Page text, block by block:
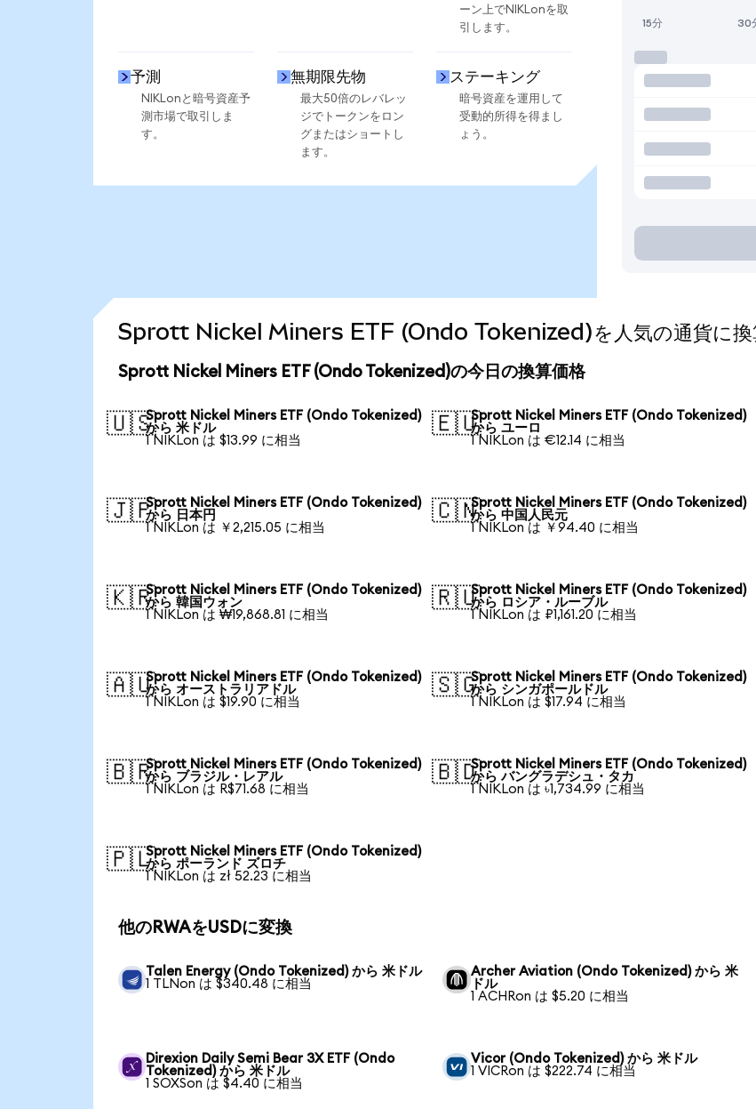
ーン上でNIKLonを取
引します。
予測
NIKLonと暗号資産予
測市場で取引しま
す。
無期限先物
最大50倍のレバレッ
ジでトークンをロン
グまたはショートし
ます。
ステーキング
暗号資産を運用して
受動的所得を得まし
ょう。
15分 30
Sprott Nickel Miners ETF (Ondo Tokenized)を人気の通貨に換
Sprott Nickel Miners ETF (Ondo Tokenized)の今日の換算価格
🇺🇸Sprott Nickel Miners ETF (Ondo Tokenized)
から 米ドル
1 NIKLon は $13.99 に相当
🇪🇺Sprott Nickel Miners ETF (Ondo Tokenized)
から ユーロ
1 NIKLon は €12.14 に相当
🇯🇵Sprott Nickel Miners ETF (Ondo Tokenized)
から 日本円
1 NIKLon は ￥2,215.05 に相当
🇨🇳Sprott Nickel Miners ETF (Ondo Tokenized)
から 中国人民元
1 NIKLon は ￥94.40 に相当
🇰🇷Sprott Nickel Miners ETF (Ondo Tokenized)
から 韓国ウォン
1 NIKLon は ₩19,868.81 に相当
🇷🇺Sprott Nickel Miners ETF (Ondo Tokenized)
から ロシア・ルーブル
1 NIKLon は ₽1,161.20 に相当
🇦🇺Sprott Nickel Miners ETF (Ondo Tokenized)
から オーストラリアドル
1 NIKLon は $19.90 に相当
🇸🇬Sprott Nickel Miners ETF (Ondo Tokenized)
から シンガポールドル
1 NIKLon は $17.94 に相当
🇧🇷Sprott Nickel Miners ETF (Ondo Tokenized)
から ブラジル・レアル
1 NIKLon は R$71.68 に相当
🇧🇩Sprott Nickel Miners ETF (Ondo Tokenized)
から バングラデシュ・タカ
1 NIKLon は ৳1,734.99 に相当
🇵🇱Sprott Nickel Miners ETF (Ondo Tokenized)
から ポーランド ズロチ
1 NIKLon は zł 52.23 に相当
他のRWAをUSDに変換
Talen Energy (Ondo Tokenized) から 米ドル
1 TLNon は $340.48 に相当
Archer Aviation (Ondo Tokenized) から 米
ドル
1 ACHRon は $5.20 に相当
Direxion Daily Semi Bear 3X ETF (Ondo
Tokenized) から 米ドル
1 SOXSon は $4.40 に相当
Vicor (Ondo Tokenized) から 米ドル
1 VICRon は $222.74 に相当